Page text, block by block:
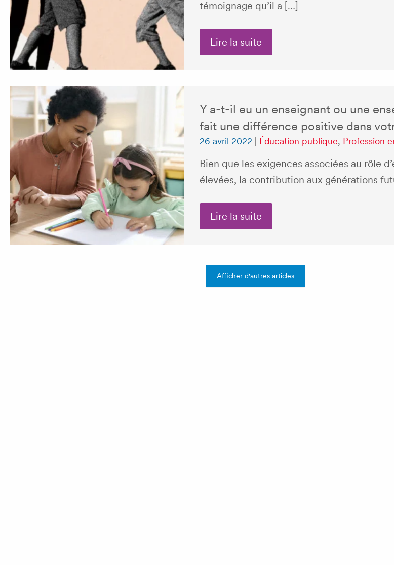
témoignage qu’il a […]
Lire la suite
Y a-t-il eu un enseignant ou une
fait une différence positive dans
26 avril 2022 Éducation publique, Profession
Bien que les exigences associées au rôle
élevées, la contribution aux générations
Lire la suite
Afficher d'autres articles